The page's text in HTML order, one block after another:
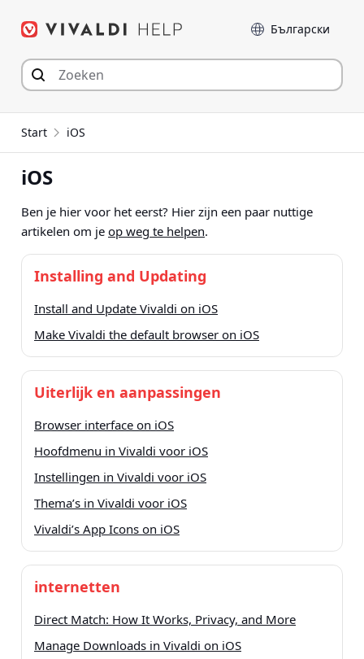
naar
Taal
Start iOS
iOS
Ben je hier voor het eerst? Hier zijn een paar nuttige
artikelen om je op weg te helpen.
Installing and Updating
Install and Update Vivaldi on iOS
Make Vivaldi the default browser on iOS
Uiterlijk en aanpassingen
Browser interface on iOS
Hoofdmenu in Vivaldi voor iOS
Instellingen in Vivaldi voor iOS
Thema’s in Vivaldi voor iOS
Vivaldi’s App Icons on iOS
internetten
Direct Match: How It Works, Privacy, and More
Manage Downloads in Vivaldi on iOS